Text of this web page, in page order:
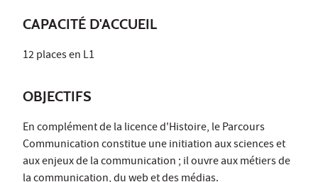
CAPACITÉ D'ACCUEIL
12 places en L1
OBJECTIFS
En complément de la licence d'Histoire, le Parcours
Communication constitue une initiation aux sciences et
aux enjeux de la communication ; il ouvre aux métiers de